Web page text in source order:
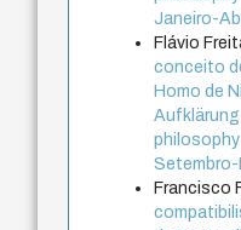
Janeiro-
Flávio
conceito
Homo de
Setembro-
Francisco